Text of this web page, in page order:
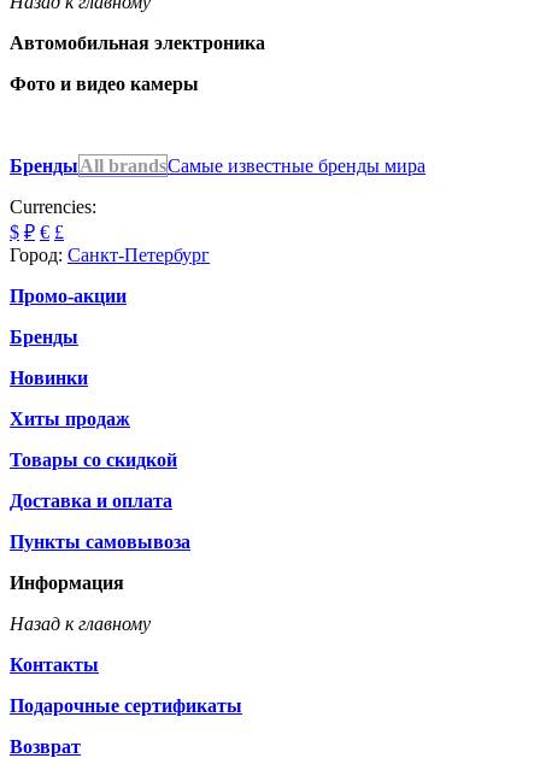
Автомобильная электроника
Фото и видео камеры
БрендыAll brandsСамые известные бренды мира
Currencies:
$ ₽ € £
Город: Санкт-Петербург
Промо-акции
Бренды
Новинки
Хиты продаж
Товары со скидкой
Доставка и оплата
Пункты самовывоза
Информация
Назад к главному
Контакты
Подарочные сертификаты
Возврат